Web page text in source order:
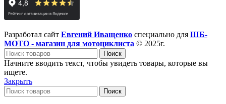
Разработал сайт Евгений Иващенко специально для ШБ-
МОТО - магазин для мотоциклиста © 2025г.
Поиск
Начните вводить текст, чтобы увидеть товары, которые вы
ищете.
Закрыть
Поиск